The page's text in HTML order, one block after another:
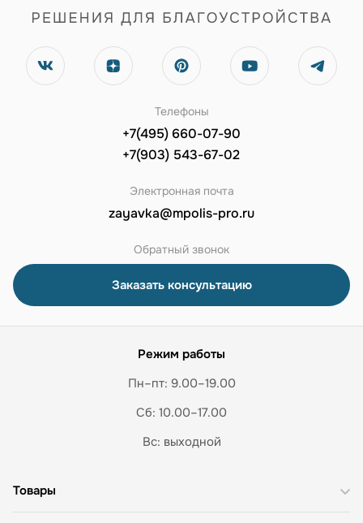
Телефоны
+7(495) 660-07-90
+7(903) 543-67-02
Электронная почта
zayavka@mpolis-pro.ru
Обратный звонок
Заказать консультацию
Режим работы
Пн–пт: 9.00–19.00
Сб: 10.00–17.00
Вс: выходной
Товары